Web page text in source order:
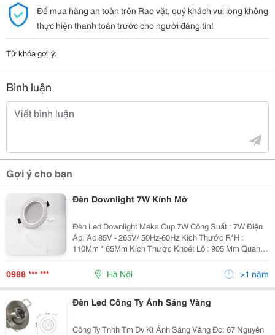
Để mua hàng an toàn trên Rao vặt, quý khách vui lòng không
thực hiện thanh toán trước cho người đăng tin!
Từ khóa gợi ý:
Bình luận
Gợi ý cho bạn
Đèn Downlight 7W Kính Mờ
Đèn Led Downlight Meka Cup 7W Công Suất : 7W Điện
Áp: Ac 85V - 265V/ 50Hz-60Hz Kích Thước R*H :
110Mm * 65Mm Kích Thước Khoét Lỗ : 905 Mm Quang
Thông : 630 Lm Nhiệt Độ Màu :
6500K(Trắng)/3200K(Vàng) Vật Liệu : Nhôm Đúc B
0988 *** *** Hà Nội >1 năm
Đèn Led Công Ty Ánh Sáng Vàng
Công Ty Tnhh Tm Dv Kt Ánh Sáng Vàng Đc: 67 Nguyễn